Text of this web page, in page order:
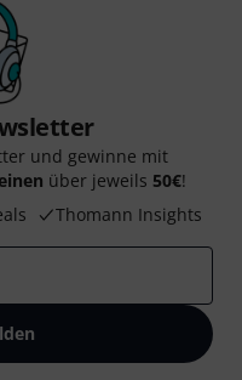
und gewinne mit
über jeweils 50€!
Thomann Insights